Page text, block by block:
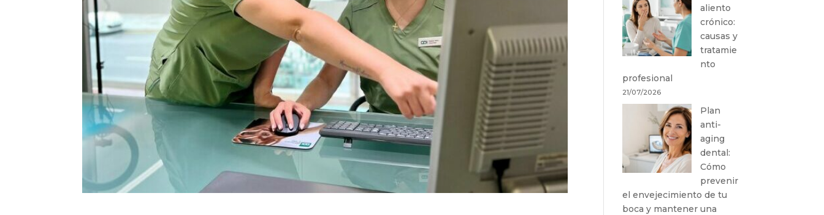
aliento
crónico:
causas y
tratamie
nto
profesional
21/07/2026
Plan
anti-
aging
dental:
Cómo
prevenir
el envejecimiento de tu
boca y mantener una